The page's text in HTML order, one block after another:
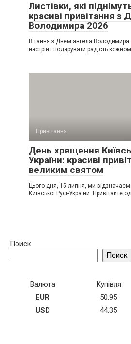
Листівки, які
красиві привітання з
Володимира 2026
Вітання з Днем ангела Володимира
настрій і подарувати радість
Привітання
День хрещення
України: красиві
великим святом
Цього дня, 15 липня, ми
Київської Русі-України. Привітайте
Поиск
Поиск
Валюта Купівля
EUR
50.95
USD
44.35